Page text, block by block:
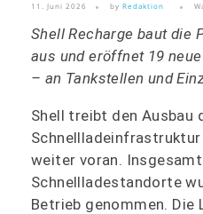
11. Juni 2026 by Redaktion
Shell Recharge baut die
aus und eröffnet 19
– an Tankstellen und
Shell treibt den Ausbau
weiter voran.
Schnellladestandorte
Betrieb genommen. Die